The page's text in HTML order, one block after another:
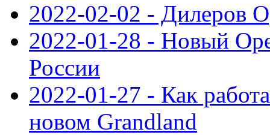
2022-02-02 - Дилеров
2022-01-28 - Новый
России
2022-01-27 - Как
новом Grandland